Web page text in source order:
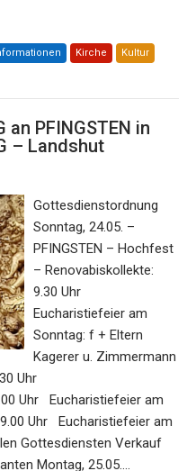
Kirche Kultur
an PFINGSTEN in
– Landshut
Gottesdienstordnung
Sonntag, 24.05. –
PFINGSTEN – Hochfest
– Renovabiskollekte:
9.30 Uhr
Eucharistiefeier am
Sonntag: f + Eltern
Kagerer u. Zimmermann
Uhr
Uhr Eucharistiefeier am
Uhr Eucharistiefeier am
Gottesdiensten Verkauf
Montag, 25.05.…